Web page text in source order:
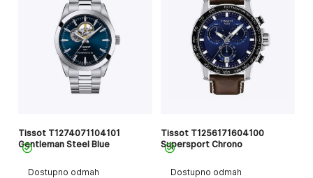
Dostupno odmah
Tissot T1274071104101
Gentleman Steel Blue
Dostupno odmah
Tissot T1256171604100
Supersport Chrono